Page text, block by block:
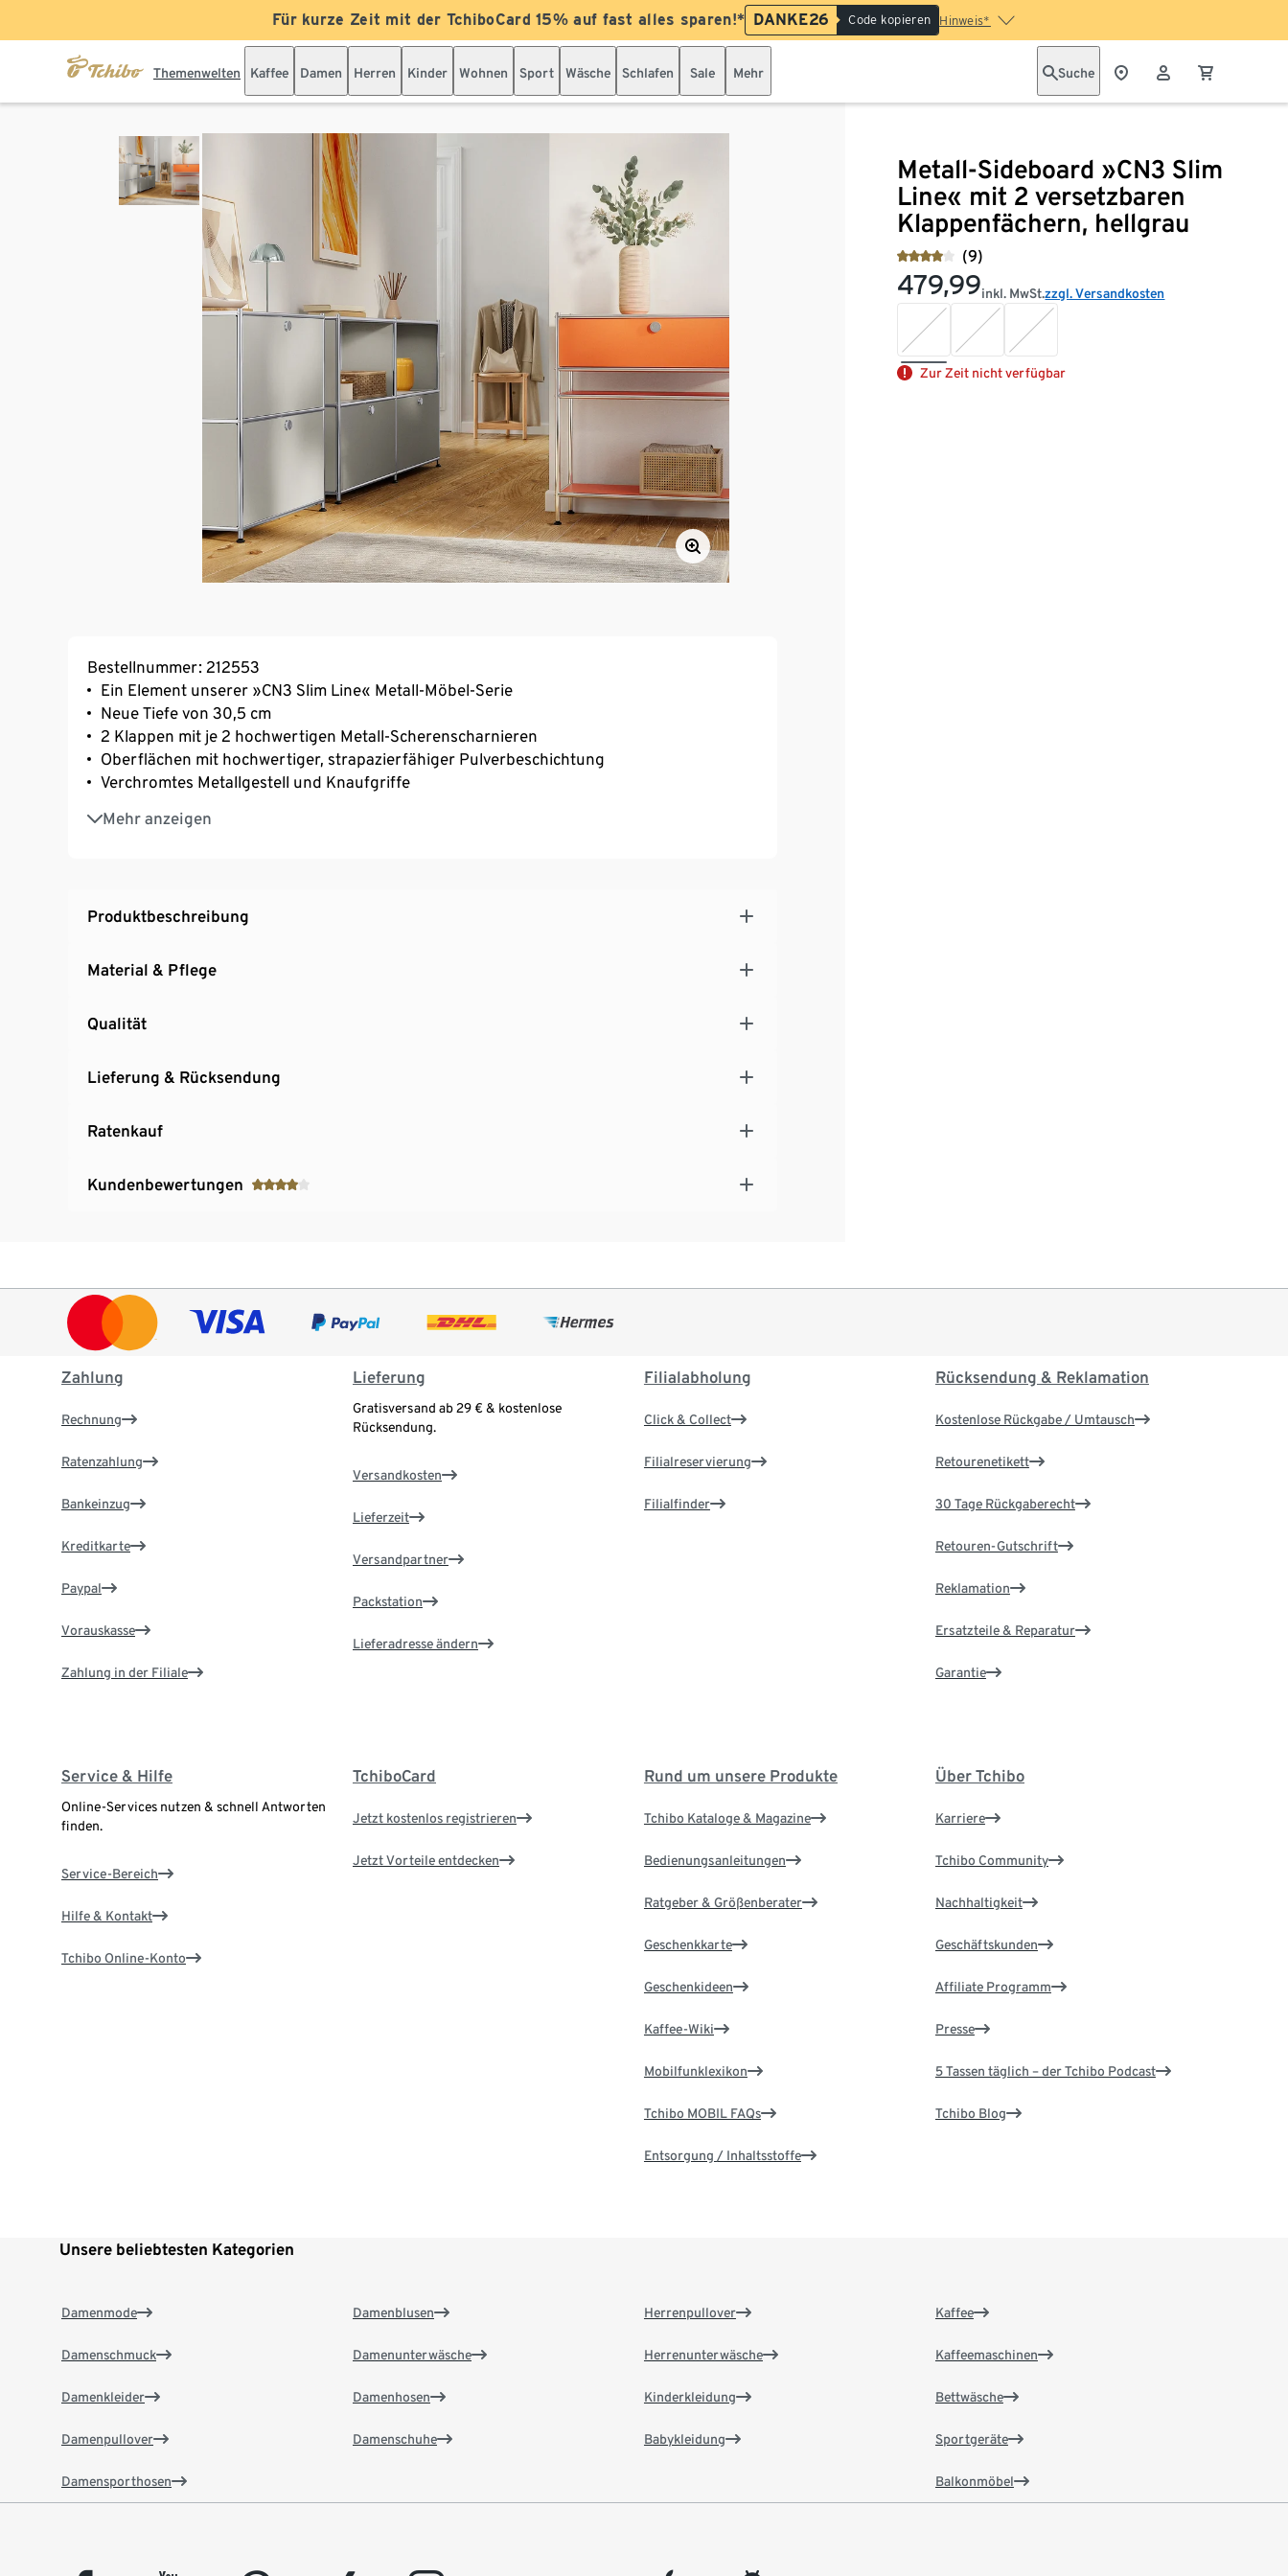
Für kurze Zeit mit der TchiboCard 15% auf fast alles sparen!* DANKE26 Code kopieren Hinweis*
Themenwelten Kaffee Damen Herren Kinder Wohnen Sport Wäsche Schlafen Sale Mehr Suche
Metall-Sideboard »CN3 Slim
Line« mit 2 versetzbaren
Klappenfächern, hellgrau
(9)
479,99inkl. MwSt.zzgl. Versandkosten
Zur Zeit nicht verfügbar
Bestellnummer: 212553
Ein Element unserer »CN3 Slim Line« Metall-Möbel-Serie
Neue Tiefe von 30,5 cm
2 Klappen mit je 2 hochwertigen Metall-Scherenscharnieren
Oberflächen mit hochwertiger, strapazierfähiger Pulverbeschichtung
Verchromtes Metallgestell und Knaufgriffe
Mehr anzeigen
Inkl. höhenverstellbarer Kunststofffüße – fester Stand auch auf unebenen Flächen
Produktbeschreibung
Material & Pflege
Qualität
Lieferung & Rücksendung
Ratenkauf
Kundenbewertungen
Zahlung
Rechnung
Ratenzahlung
Bankeinzug
Kreditkarte
Paypal
Vorauskasse
Zahlung in der Filiale
Lieferung
Gratisversand ab 29 € & kostenlose
Rücksendung.
Versandkosten
Lieferzeit
Versandpartner
Packstation
Lieferadresse ändern
Filialabholung
Click & Collect
Filialreservierung
Filialfinder
Rücksendung & Reklamation
Kostenlose Rückgabe / Umtausch
Retourenetikett
30 Tage Rückgaberecht
Retouren-Gutschrift
Reklamation
Ersatzteile & Reparatur
Garantie
Service & Hilfe
Online-Services nutzen & schnell Antworten
finden.
Service-Bereich
Hilfe & Kontakt
Tchibo Online-Konto
TchiboCard
Jetzt kostenlos registrieren
Jetzt Vorteile entdecken
Rund um unsere Produkte
Tchibo Kataloge & Magazine
Bedienungsanleitungen
Ratgeber & Größenberater
Geschenkkarte
Geschenkideen
Kaffee-Wiki
Mobilfunklexikon
Tchibo MOBIL FAQs
Entsorgung / Inhaltsstoffe
Über Tchibo
Karriere
Tchibo Community
Nachhaltigkeit
Geschäftskunden
Affiliate Programm
Presse
5 Tassen täglich – der Tchibo Podcast
Tchibo Blog
Unsere beliebtesten Kategorien
Damenmode
Damenschmuck
Damenkleider
Damenpullover
Damensporthosen
Damenblusen
Damenunterwäsche
Damenhosen
Damenschuhe
Herrenpullover
Herrenunterwäsche
Kinderkleidung
Babykleidung
Kaffee
Kaffeemaschinen
Bettwäsche
Sportgeräte
Balkonmöbel